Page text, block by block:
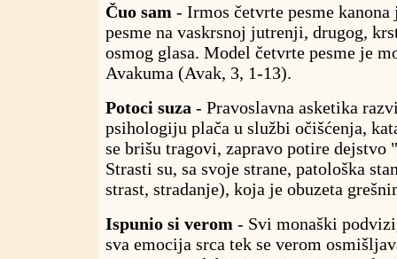
Čuo sam - Irmos četvrte pesme
pesme na vaskrsnoj jutrenji, drugog,
osmog glasa. Model četvrte pesme je
Avakuma (Avak, 3, 1-13).
Potoci suza - Pravoslavna asketika
psihologiju plača u službi očišćenja,
se brišu tragovi, zapravo potire dejstvo
Strasti su, sa svoje strane, patološka
strast, stradanje), koja je obuzeta
Ispunio si verom - Svi monaški
sva emocija srca tek se verom